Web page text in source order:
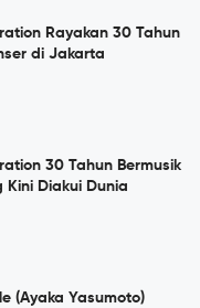
Rayakan 30 Tahun
di Jakarta
30 Tahun Bermusik
Kini Diakui Dunia
(Ayaka Yasumoto)